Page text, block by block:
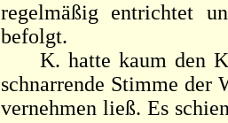
regelmäßig entrichtet
befolgt.
K. hatte kaum den
schnarrende Stimme der
vernehmen ließ. Es